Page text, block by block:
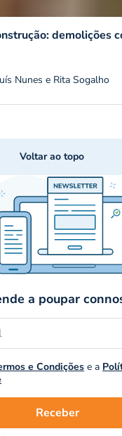
demolições
Nunes e Rita Sogalho
Voltar ao topo
a poupar
e Condições e a
Receber